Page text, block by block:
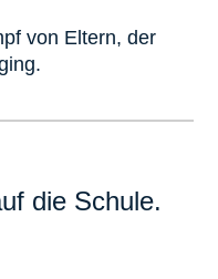
von Eltern, der
die Schule.